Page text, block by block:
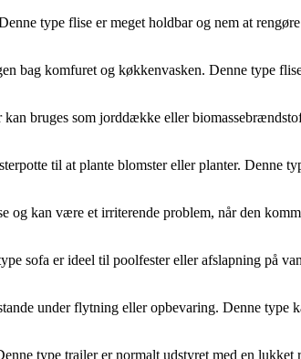
type flise er meget holdbar og nem at
bag komfuret og køkkenvasken. Denne type
bruges som jorddække eller
til at plante blomster eller planter. Denne
kan være et irriterende problem, når den
sofa er ideel til poolfester eller afslapning på
under flytning eller opbevaring. Denne type
type trailer er normalt udstyret med en lukket